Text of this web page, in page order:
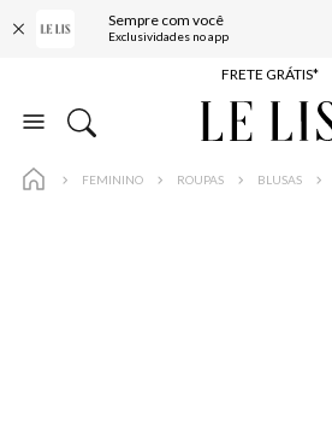
Sempre com você
Exclusividades no appENTREGA EXPRESSA*
FRETE GRÁTIS*
BAIXE O APP
FEMININO ROUPAS BLUSAS